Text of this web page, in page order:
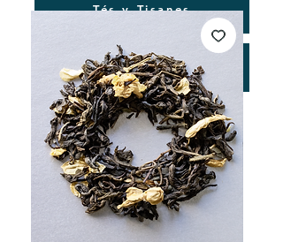
Tés y Tisanes
Consultorías